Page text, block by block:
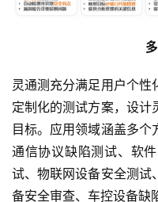
灵通测充分满足用户个性
定制化的测试方案，设计
目标。应用领域涵盖多个
通信协议缺陷测试、软
试、物联网设备安全测试
备安全审查、车控设备缺